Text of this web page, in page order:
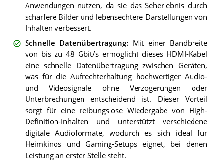
Anwendungen nutzen, da sie das Seherlebnis durch
schärfere Bilder und lebensechtere Darstellungen von
Inhalten verbessert.
Schnelle Datenübertragung: Mit einer Bandbreite
von bis zu 48 Gbit/s ermöglicht dieses HDMI-Kabel
eine schnelle Datenübertragung zwischen Geräten,
was für die Aufrechterhaltung hochwertiger Audio-
und Videosignale ohne Verzögerungen oder
Unterbrechungen entscheidend ist. Dieser Vorteil
sorgt für eine reibungslose Wiedergabe von High-
Definition-Inhalten und unterstützt verschiedene
digitale Audioformate, wodurch es sich ideal für
Heimkinos und Gaming-Setups eignet, bei denen
Leistung an erster Stelle steht.